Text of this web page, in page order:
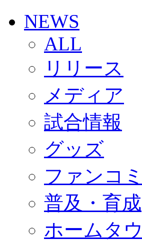
SCHEDULE
2026/27
練習見学時のファンサービ
TICKET
奈良クラブ明治安田J3リ
奈良クラブ明治安田Ｊ3リ
観戦ルール＆マナー
2026/27ファンコミュニティ
サポートショップ
GOODS
オフィシャルストア（実店
オンラインストア
ACADEMY
アカデミーについて
コーチ&スタッフ
ジュニア
ジュニアユース
ユース
練習拠点（ナラディーア）
SCHOOL
CLUB
NEWS
ALL
リリース
メディア
試合情報
グッズ
ファンコ
普及・育成
ホームタ